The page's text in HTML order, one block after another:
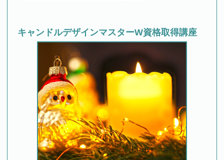
キャンドルデザインマスターW資格取得講座